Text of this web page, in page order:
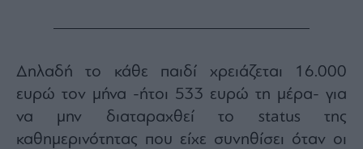
Δηλαδή το κάθε παιδί χρειάζεται 16.000
ευρώ τον μήνα -ήτοι 533 ευρώ τη μέρα- για
να μην διαταραχθεί το status της
καθημερινότητας που είχε συνηθίσει όταν οι